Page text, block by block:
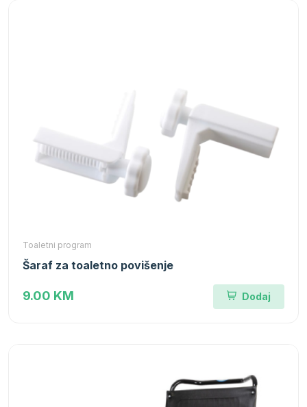
Toaletni program
Šaraf za toaletno povišenje
9.00 KM Dodaj